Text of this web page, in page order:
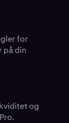
for
på din
og